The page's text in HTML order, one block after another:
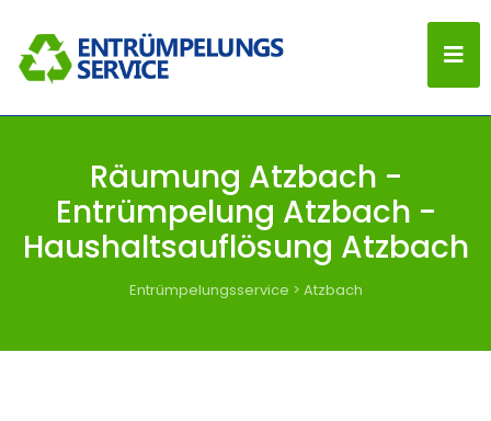
Räumung Atzbach -
Entrümpelung Atzbach -
Haushaltsauflösung Atzbach
Entrümpelungsservice > Atzbach